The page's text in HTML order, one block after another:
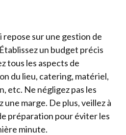
repose sur une gestion de
un budget précis
tous les aspects de
du lieu, catering, matériel,
etc. Ne négligez pas les
marge. De plus, veillez à
préparation pour éviter les
minute.